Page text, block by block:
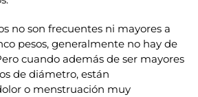
no son frecuentes ni mayores a
pesos, generalmente no hay de
cuando además de ser mayores
de diámetro, están
o menstruación muy